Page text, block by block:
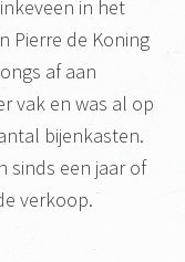
in het
Pierre de Koning
af aan
vak en was al op
bijenkasten.
sinds een jaar of
verkoop.